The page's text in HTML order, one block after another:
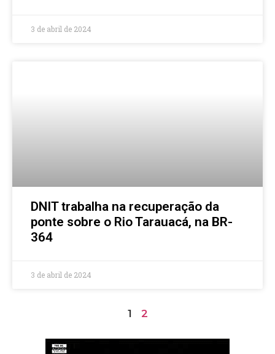
3 de abril de 2024
DNIT trabalha na recuperação da
ponte sobre o Rio Tarauacá, na BR-
364
3 de abril de 2024
1 2